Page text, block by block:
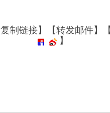
复制链接】【转发邮件】
】